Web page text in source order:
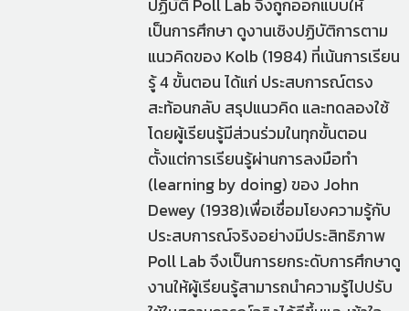
ปฏิบัติ Poll Lab จึงถูกออกแบบให้
เป็นการศึกษา ดูงานเชิงปฏิบัติการตาม
แนวคิดของ Kolb (1984) ที่เน้นการเรียน
รู้ 4 ขั้นตอน ได้แก่ ประสบการณ์ตรง
สะท้อนกลับ สรุปแนวคิด และทดลองใช้
โดยผู้เรียนรู้มีส่วนร่วมในทุกขั้นตอน
ตั้งแต่การเรียนรู้ผ่านการลงมือทำ
(learning by doing) ของ John
Dewey (1938)เพื่อเชื่อมโยงความรู้กับ
ประสบการณ์จริงอย่างมีประสิทธิภาพ
Poll Lab จึงเป็นการยกระดับการศึกษาดู
งานให้ผู้เรียนรู้สามารถนำความรู้ไปปรับ